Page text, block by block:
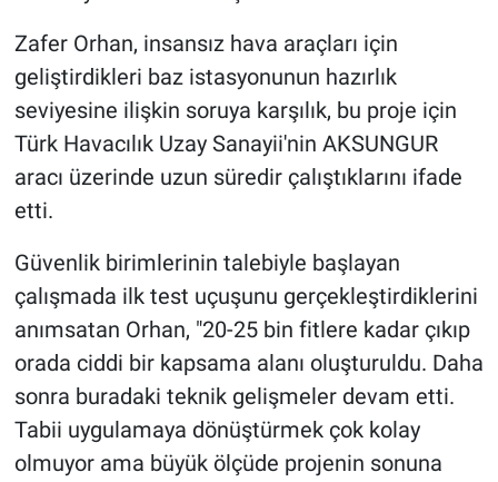
Zafer Orhan, insansız hava araçları için
geliştirdikleri baz istasyonunun hazırlık
seviyesine ilişkin soruya karşılık, bu proje için
Türk Havacılık Uzay Sanayii'nin AKSUNGUR
aracı üzerinde uzun süredir çalıştıklarını ifade
etti.
Güvenlik birimlerinin talebiyle başlayan
çalışmada ilk test uçuşunu gerçekleştirdiklerini
anımsatan Orhan, "20-25 bin fitlere kadar çıkıp
orada ciddi bir kapsama alanı oluşturuldu. Daha
sonra buradaki teknik gelişmeler devam etti.
Tabii uygulamaya dönüştürmek çok kolay
olmuyor ama büyük ölçüde projenin sonuna